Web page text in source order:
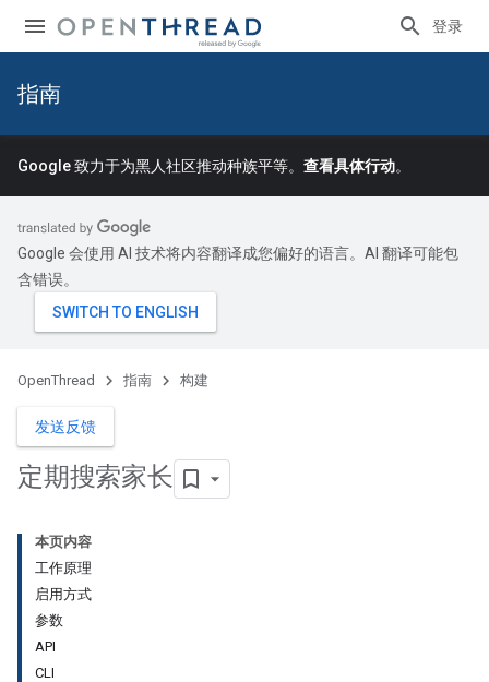
登录
指南
Google 致力于为黑人社区推动种族平等。 查看具体行动。
Google 会使用 AI 技术将内容翻译成您偏好的语言。AI 翻译可能包
含错误。
OpenThread 指南 构建
发送反馈
定期搜索家长
本页内容
工作原理
启用方式
参数
API
CLI